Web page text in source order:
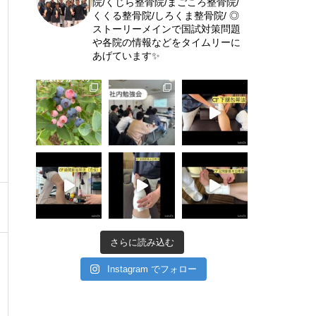
くくる整骨院/しろくま整骨院/ ◎
ストーリーメインで国試対策問題
や各院の情報などをタイムリーに
あげています✨
さらに読み込む
Instagram でフォロー